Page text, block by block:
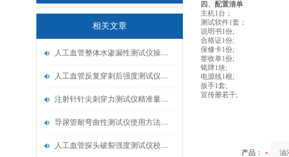
相关文章
人工血管整体水渗漏性测试仪操作中最容易出错的步骤
人工血管反复穿刺后强度测试仪是什么？透析患者的“生命管“质量靠它把关！
注射针针尖刺穿力测试仪精准量化针尖锋利度，构筑临床安全防线
导尿管耐弯曲性测试仪使用方法与操作规范
人工血管探头破裂强度测试仪校准规范：精准赋能医疗安全的技术基准
四、配置清单
主机1台；
测试软件1套；
说明书1份;
合格证1份;
保修卡1份;
签收单1份;
铭牌1块;
电源线1根;
扳手1套;
宣传册若干;
产品：